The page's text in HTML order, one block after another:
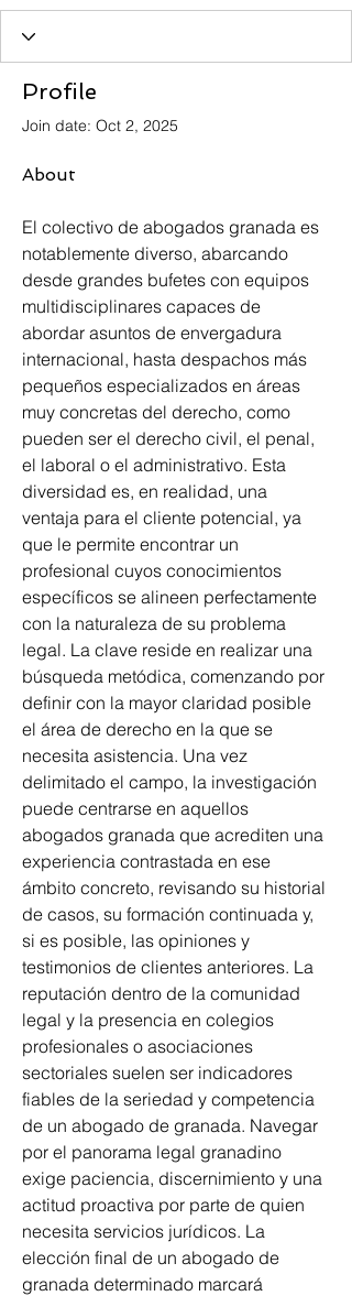
Profile
Join date: Oct 2, 2025
About
El colectivo de abogados granada es
notablemente diverso, abarcando
desde grandes bufetes con equipos
multidisciplinares capaces de
abordar asuntos de envergadura
internacional, hasta despachos más
pequeños especializados en áreas
muy concretas del derecho, como
pueden ser el derecho civil, el penal,
el laboral o el administrativo. Esta
diversidad es, en realidad, una
ventaja para el cliente potencial, ya
que le permite encontrar un
profesional cuyos conocimientos
específicos se alineen perfectamente
con la naturaleza de su problema
legal. La clave reside en realizar una
búsqueda metódica, comenzando por
definir con la mayor claridad posible
el área de derecho en la que se
necesita asistencia. Una vez
delimitado el campo, la investigación
puede centrarse en aquellos
abogados granada que acrediten una
experiencia contrastada en ese
ámbito concreto, revisando su historial
de casos, su formación continuada y,
si es posible, las opiniones y
testimonios de clientes anteriores. La
reputación dentro de la comunidad
legal y la presencia en colegios
profesionales o asociaciones
sectoriales suelen ser indicadores
fiables de la seriedad y competencia
de un abogado de granada. Navegar
por el panorama legal granadino
exige paciencia, discernimiento y una
actitud proactiva por parte de quien
necesita servicios jurídicos. La
elección final de un abogado de
granada determinado marcará